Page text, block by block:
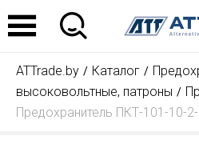
ATTrade.by Каталог
высоковольтные, патроны
Предохранитель ПКТ-101-10-